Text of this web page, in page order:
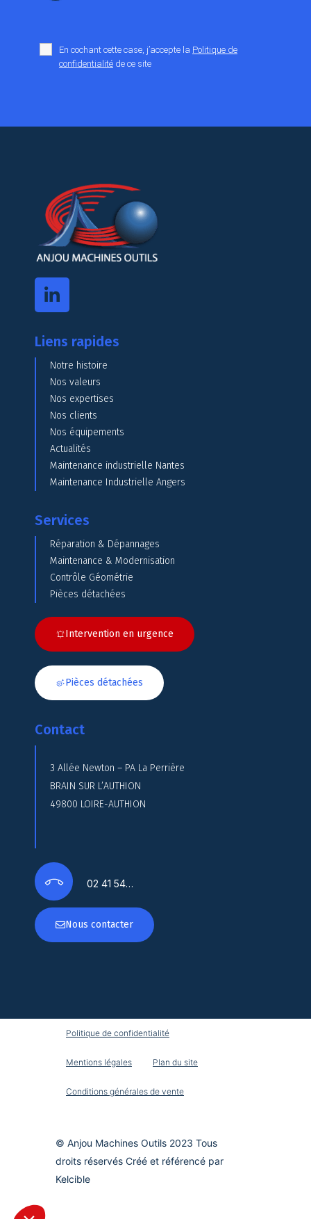
En cochant cette case, j’accepte la Politique de
confidentialité de ce site
Liens rapides
Notre histoire
Nos valeurs
Nos expertises
Nos clients
Nos équipements
Actualités
Maintenance industrielle Nantes
Maintenance Industrielle Angers
Services
Réparation & Dépannages
Maintenance & Modernisation
Contrôle Géométrie
Pièces détachées
Intervention en urgence
Pièces détachées
Contact
3 Allée Newton – PA La Perrière
BRAIN SUR L’AUTHION
49800 LOIRE-AUTHION
02 41 54…
Nous contacter
Politique de confidentialité
Mentions légales Plan du site
Conditions générales de vente
© Anjou Machines Outils 2023 Tous
droits réservés Créé et référencé par
Kelcible